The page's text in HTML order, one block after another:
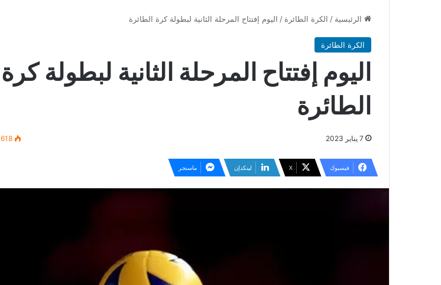
الرئيسية / الكرة الطائرة / اليوم إفتتاح المرحلة الثانية لبطولة كرة الطائرة
الكرة الطائرة
اليوم إفتتاح المرحلة الثانية لبطولة كرة
الطائرة
7 يناير 2023 618
فيسبوك ‫X لينكدإن ماسنجر